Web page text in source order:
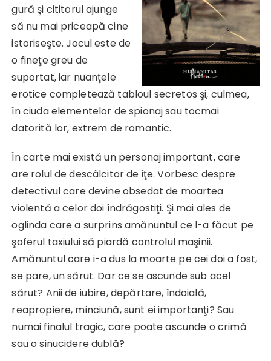
gură şi cititorul ajunge
să nu mai priceapă cine
istoriseşte. Jocul este de
o fineţe greu de
suportat, iar nuanţele
erotice completează tabloul secretos şi, culmea,
în ciuda elementelor de spionaj sau tocmai
datorită lor, extrem de romantic.
În carte mai există un personaj important, care
are rolul de descâlcitor de iţe. Vorbesc despre
detectivul care devine obsedat de moartea
violentă a celor doi îndrăgostiţi. Şi mai ales de
oglinda care a surprins amănuntul ce l-a făcut pe
şoferul taxiului să piardă controlul maşinii.
Amănuntul care i-a dus la moarte pe cei doi a fost,
se pare, un sărut. Dar ce se ascunde sub acel
sărut? Anii de iubire, depărtare, îndoială,
reapropiere, minciună, sunt ei importanţi? Sau
numai finalul tragic, care poate ascunde o crimă
sau o sinucidere dublă?